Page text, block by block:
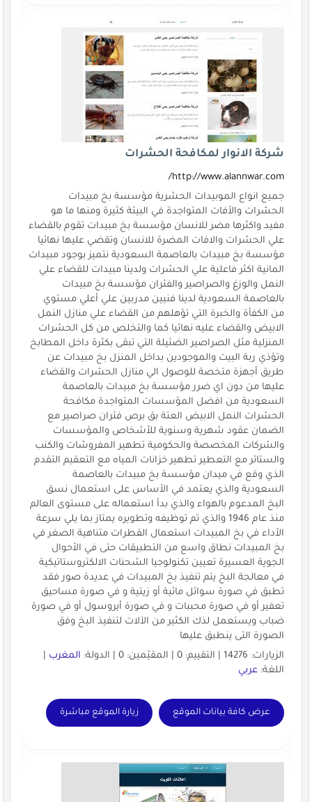
شركة الانوار لمكافحة الحشرات
http://www.alannwar.com/
جميع انواع الموبيدات الحشرية مؤسسة بخ مبيدات
الحشرات والأفات المتواجدة في البيئة كثيرة ومنها ما هو
مفيد واكثرها مضر للانسان مؤسسة بخ مبيدات تقوم بالقضاء
علي الحشرات والافات المضرة للانسان وتقضي عليها نهائيا
مؤسسة بخ مبيدات بالعاصمة السعودية نتميز بوجود مبيدات
المانية اكثر فاعلية علي الحشرات ولدينا مبيدات للقضاء علي
النمل والوزغ والصراصير والفئران مؤسسة بخ مبيدات
بالعاصمة السعودية لدينا فنيين مدربين علي أعلي مستوي
من الكفأة والخبرة التي تؤهلهم من القضاء علي منازل النمل
الابيض والقضاء عليه نهائيا كما والتخلص من كل الحشرات
المنزلية مثل الصراصير الضئيلة التي تبقى بكثرة داخل المطابخ
وتؤذي ربة البيت والموجودين بداخل المنزل بخ مبيدات عن
طريق أجهزة متخصة للوصول الي منازل الحشرات والقضاء
عليها من دون اي ضرر مؤسسة بخ مبيدات بالعاصمة
السعودية من افضل المؤسسات المتواجدة مكافحة
الحشرات النمل الابيض العتة بق برص فئران صراصير مع
الضمان عقود شهرية وسنوية للأشخاص والمؤسسات
والشركات المخصصة والحكومية تطهير المفروشات والكنب
والستائر مع التعطير تطهير خزانات المياه مع التعقيم التقدم
الذي وقع في ميدان مؤسسة بخ مبيدات بالعاصمة
السعودية والذي يعتمد في الأساس على استعمال نسق
البخ المدعوم بالهواء والذي بدأ استعماله على مستوى العالم
منذ عام 1946 والذي تم توظيفه وتطويره يمتاز بما يلي سرعة
الأداء في بخ المبيدات استعمال القطرات متناهية الصغر في
بخ المبيدات نطاق واسع من التطبيقات حتى في الأحوال
الجوية العسيرة تعيين تكنولوجيا الشحنات الالكتروستاتيكية
في معالجة البخ يتم تنفيذ بخ المبيدات في عديدة صور فقد
تطبق في صورة سوائل مائية أو زيتية و في صورة مساحيق
تعفير أو في صورة محببات و في صورة أيروسول أو في صورة
ضباب ويستعمل لذك الكثير من الآلات لتنفيذ البخ وفق
الصورة التى ينطبق عليها
الزيارات: 14276 | التقييم: 0 | المقيّمين: 0 | الدولة:
المغرب|
اللغة: عربي
عرض كافة بيانات الموقع زيارة الموقع مباشرة